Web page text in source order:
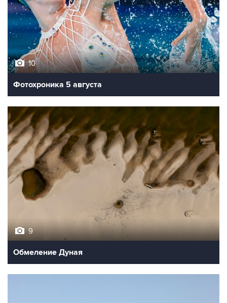
10
Фотохроника 5 августа
9
Обмеление Дуная